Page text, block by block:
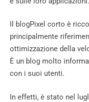
Il blogPixel corto è
principalmente
ottimizzazione della
È un blog molto
con i suoi utenti.
In effetti, è stato nel